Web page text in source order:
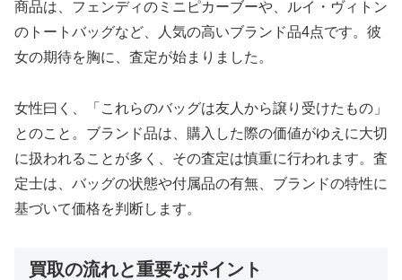
商品は、フェンディのミニピカーブーや、ルイ・ヴィトン
のトートバッグなど、人気の高いブランド品4点です。彼
女の期待を胸に、査定が始まりました。
女性曰く、「これらのバッグは友人から譲り受けたもの」
とのこと。ブランド品は、購入した際の価値がゆえに大切
に扱われることが多く、その査定は慎重に行われます。査
定士は、バッグの状態や付属品の有無、ブランドの特性に
基づいて価格を判断します。
買取の流れと重要なポイント